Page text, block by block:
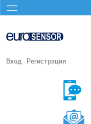
Вход Регистрация